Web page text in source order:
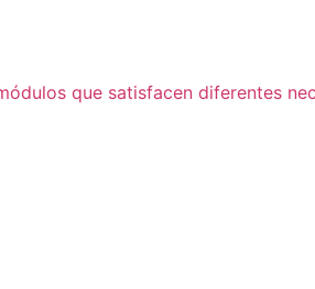
que satisfacen diferentes